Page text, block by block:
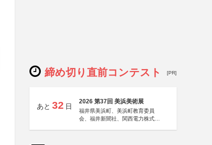
締め切り直前コンテスト [PR]
あと 32 日
2026 第37回 美浜美術展
福井県美浜町、美浜町教育委員
会、福井新聞社、関西電力株式会